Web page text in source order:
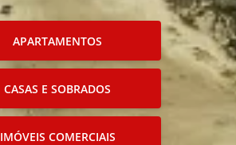
APARTAMENTOS
CASAS E SOBRADOS
IMÓVEIS COMERCIAIS